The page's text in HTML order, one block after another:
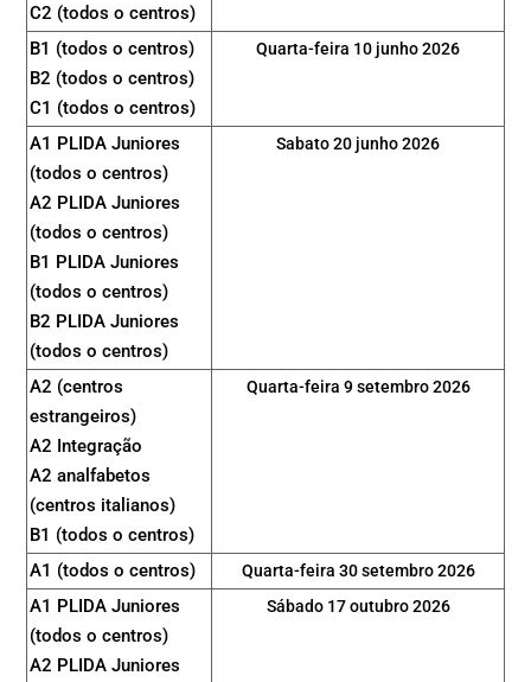
C2 (todos o centros)
B1 (todos o centros)
B2 (todos o centros)
C1 (todos o centros)
Quarta-feira 10 junho 2026
A1 PLIDA Juniores
(todos o centros)
A2 PLIDA Juniores
(todos o centros)
B1 PLIDA Juniores
(todos o centros)
B2 PLIDA Juniores
(todos o centros)
Sabato 20 junho 2026
A2 (centros
estrangeiros)
A2 Integração
A2 analfabetos
(centros italianos)
B1 (todos o centros)
Quarta-feira 9 setembro 2026
A1 (todos o centros) Quarta-feira 30 setembro 2026
A1 PLIDA Juniores
(todos o centros)
A2 PLIDA Juniores
Sábado 17 outubro 2026